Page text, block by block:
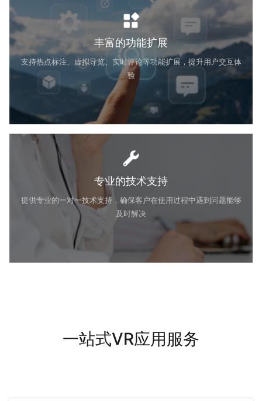
丰富的功能扩展
支持热点标注、虚拟导览、实时评论等功能扩展，提升用户交互体
验
专业的技术支持
提供专业的一对一技术支持，确保客户在使用过程中遇到问题能够
及时解决
一站式VR应用服务